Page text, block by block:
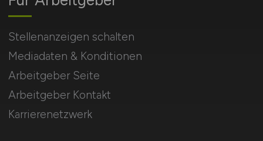
Stellenanzeigen schalten
Mediadaten & Konditionen
Arbeitgeber Seite
Arbeitgeber Kontakt
Karrierenetzwerk